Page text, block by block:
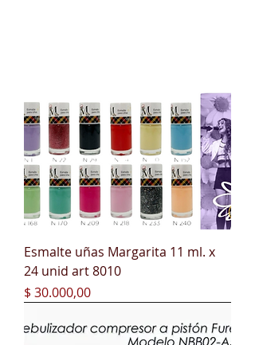
Esmalte uñas Margarita 11 ml. x
24 unid art 8010
Precio
$ 30.000,00